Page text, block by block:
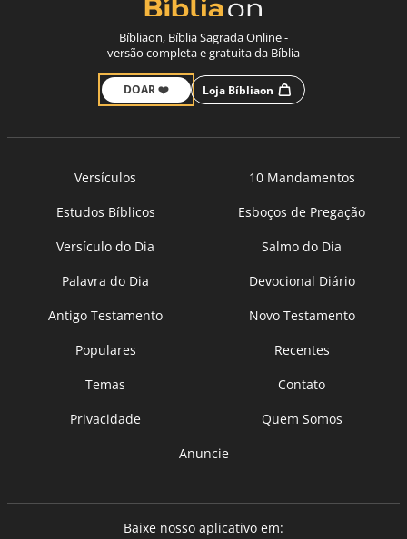
Bíbliaon, Bíblia Sagrada Online -
versão completa e gratuita da Bíblia
DOAR ❤️ Loja Bíbliaon
Versículos
10 Mandamentos
Estudos Bíblicos
Esboços de Pregação
Versículo do Dia
Salmo do Dia
Palavra do Dia
Devocional Diário
Antigo Testamento
Novo Testamento
Populares
Recentes
Temas
Contato
Privacidade
Quem Somos
Anuncie
Baixe nosso aplicativo em: